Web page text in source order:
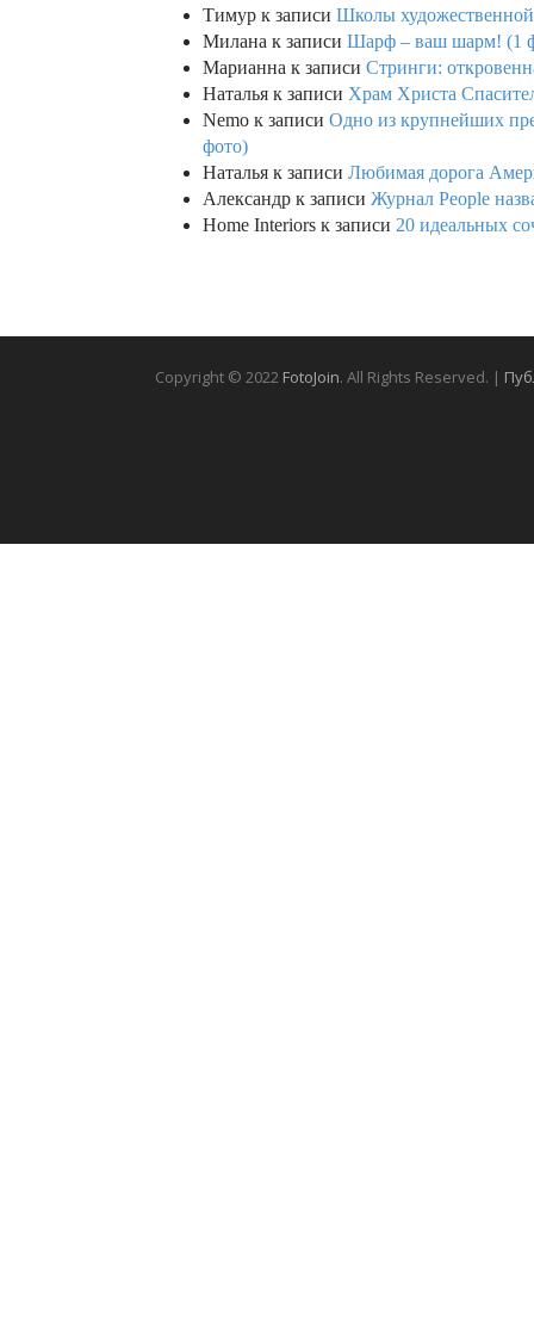
Тимур к записи Школы
Милана к записи Шарф – ваш шарм! (1
Марианна к записи Стринги:
Наталья к записи Храм Христа
Nemo к записи Одно из крупнейших
фото)
Наталья к записи Любимая дорога
Александр к записи Журнал People
Home Interiors к записи 20 идеальных
Copyright © 2022 FotoJoin. All Rights Reserved. |